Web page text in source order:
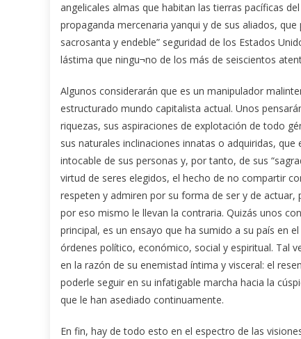
angelicales almas que habitan las tierras pacíficas
propaganda mercenaria yanqui y de sus aliados,
sacrosanta y endeble” seguridad de los Estados
lástima que ningu¬no de los más de seiscientos
Algunos considerarán que es un manipulador
estructurado mundo capitalista actual. Unos
riquezas, sus aspiraciones de explotación de todo
sus naturales inclinaciones innatas o adquiridas,
intocable de sus personas y, por tanto, de sus
virtud de seres elegidos, el hecho de no compartir
respeten y admiren por su forma de ser y de
por eso mismo le llevan la contraria. Quizás unos
principal, es un ensayo que ha sumido a su país en
órdenes político, económico, social y espiritual. Tal
en la razón de su enemistad íntima y visceral: el
poderle seguir en su infatigable marcha hacia la
que le han asediado continuamente.
En fin, hay de todo esto en el espectro de las